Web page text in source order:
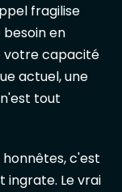
fragilise
en
votre capacité
actuel, une
tout
c'est
ingrate. Le vrai